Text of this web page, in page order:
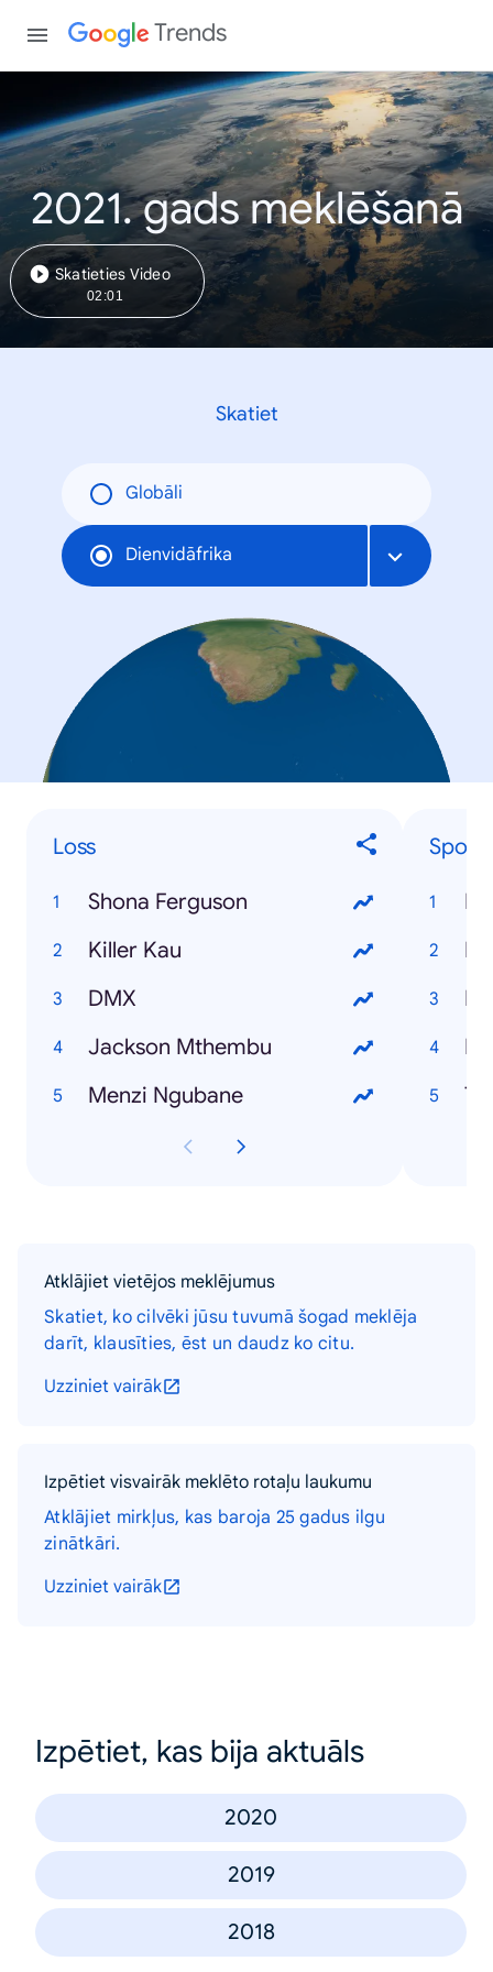
Trends
2021. gads meklēšanā
Skatieties Video
02:01
Skatiet
Globāli
Dienvidāfrika
Loss
Shona Ferguson
Killer Kau
DMX
Jackson Mthembu
Menzi Ngubane
Sports
Atklājiet vietējos meklējumus
Skatiet, ko cilvēki jūsu tuvumā šogad meklēja
darīt, klausīties, ēst un daudz ko citu.
Uzziniet vairāk
Izpētiet visvairāk meklēto rotaļu laukumu
Atklājiet mirkļus, kas baroja 25 gadus ilgu
zinātkāri.
Uzziniet vairāk
Izpētiet, kas bija aktuāls
2020
2019
2018